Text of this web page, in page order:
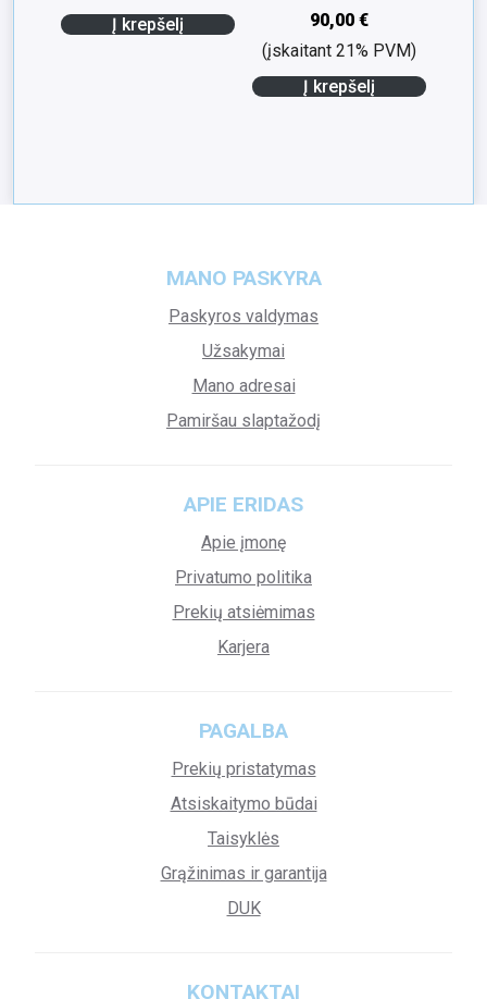
Į krepšelį
90,00 €
(įskaitant 21% PVM)
Į krepšelį
MANO PASKYRA
Paskyros valdymas
Užsakymai
Mano adresai
Pamiršau slaptažodį
APIE ERIDAS
Apie įmonę
Privatumo politika
Prekių atsiėmimas
Karjera
PAGALBA
Prekių pristatymas
Atsiskaitymo būdai
Taisyklės
Grąžinimas ir garantija
DUK
KONTAKTAI